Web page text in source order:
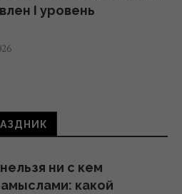
I уровень
будет, но есть
ни с кем
какой